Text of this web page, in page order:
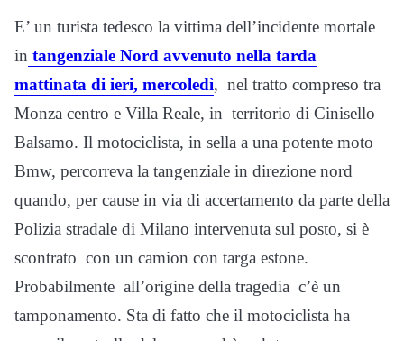
E’ un turista tedesco la vittima dell’incidente mortale
in tangenziale Nord avvenuto nella tarda
mattinata di ieri, mercoledì, nel tratto compreso tra
Monza centro e Villa Reale, in territorio di Cinisello
Balsamo. Il motociclista, in sella a una potente moto
Bmw, percorreva la tangenziale in direzione nord
quando, per cause in via di accertamento da parte della
Polizia stradale di Milano intervenuta sul posto, si è
scontrato con un camion con targa estone.
Probabilmente all’origine della tragedia c’è un
tamponamento. Sta di fatto che il motociclista ha